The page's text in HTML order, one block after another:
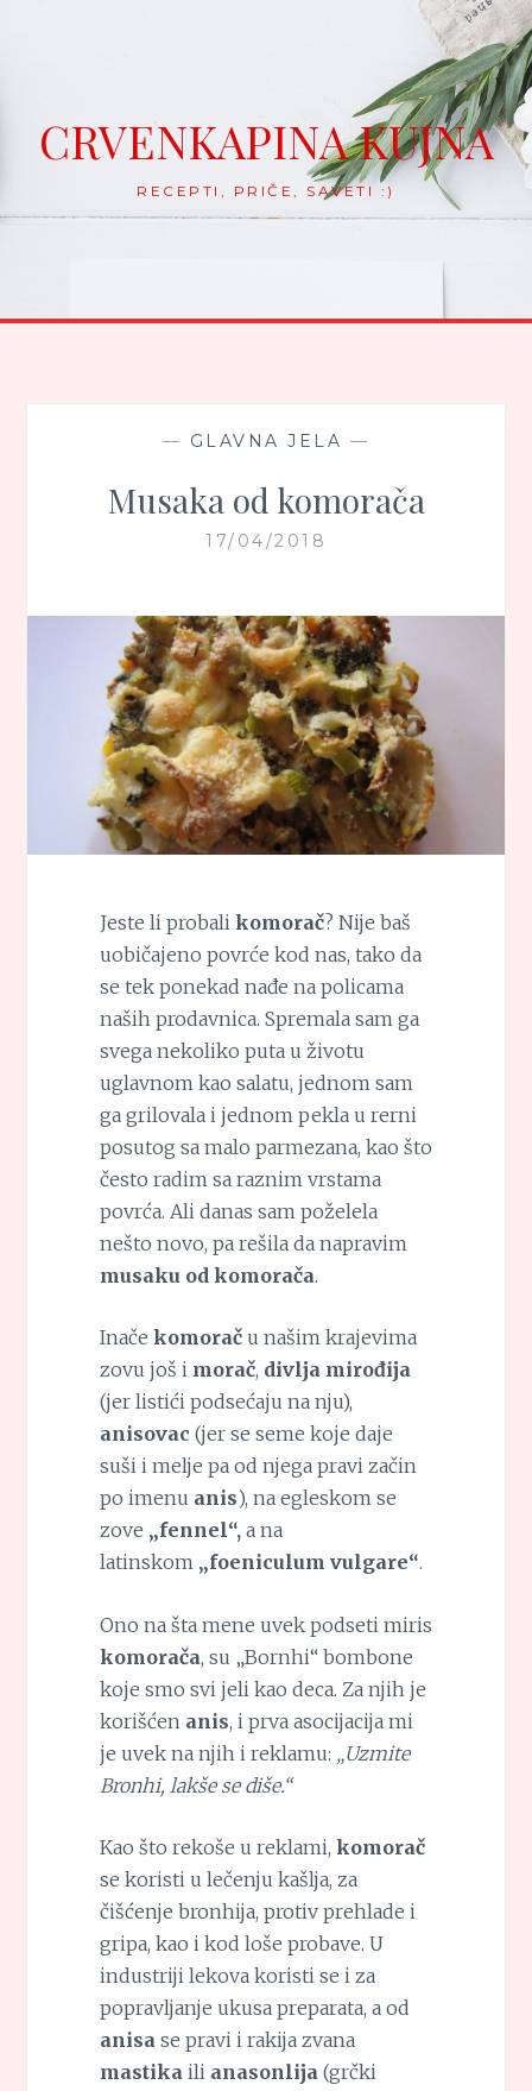
CRVENKAPINA KUJNA
RECEPTI, PRIČE, SAVETI :)
— GLAVNA JELA —
Musaka od komorača
17/04/2018
Jeste li probali komorač? Nije baš
uobičajeno povrće kod nas, tako da
se tek ponekad nađe na policama
naših prodavnica. Spremala sam ga
svega nekoliko puta u životu
uglavnom kao salatu, jednom sam
ga grilovala i jednom pekla u rerni
posutog sa malo parmezana, kao što
često radim sa raznim vrstama
povrća. Ali danas sam poželela
nešto novo, pa rešila da napravim
musaku od komorača.
Inače komoraču našim krajevima
zovu još i morač, divlja mirođija
(jer listići podsećaju na nju),
anisovac (jer se seme koje daje
suši i melje pa od njega pravi začin
po imenu anis), na egleskom se
zove „fennel“, a na
latinskom „foeniculum vulgare“.
Ono na šta mene uvek podseti miris
komorača, su „Bornhi“ bombone
koje smo svi jeli kao deca. Za njih je
korišćen anis, i prva asocijacija mi
je uvek na njih i reklamu: „Uzmite
Bronhi, lakše se diše.“
Kao što rekoše u reklami, komorač
se koristi u lečenju kašlja, za
čišćenje bronhija, protiv prehlade i
gripa, kao i kod loše probave. U
industriji lekova koristi se i za
popravljanje ukusa preparata, a od
anisase pravi i rakija zvana
mastikaili anasonlija(grčki